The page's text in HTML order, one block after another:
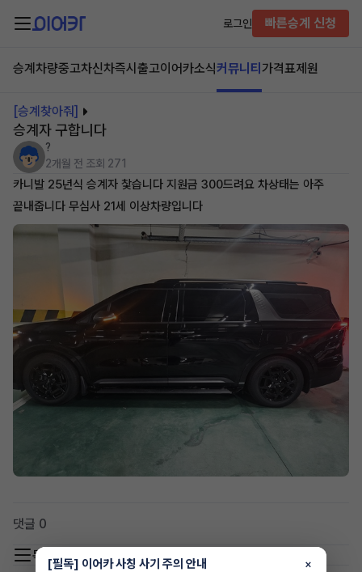
로그인 빠른승계 신청
승계차량중고차신차즉시출고이어카소식커뮤니티 가격표제원
[승계찾아줘]
승계자 구합니다
?
2개월 전 조회 271
카니발 25년식 승계자 찿습니다 지원금 300드려요 차상태는 아주
끝내줍니다 무심사 21세 이상차량입니다
댓글 0
목록 이동
[필독] 이어카 사칭 사기 주의 안내 ×